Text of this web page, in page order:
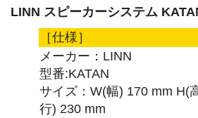
LINN スピーカーシステム
［仕様］
メーカー：LINN
型番:KATAN
サイズ：W(幅) 170 mm H(
行) 230 mm